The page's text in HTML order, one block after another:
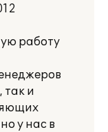
работу
так и
у нас в